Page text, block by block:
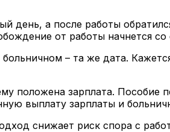
день, а после работы
от работы начнется
– та же дата.
положена зарплата.
выплату зарплаты и
снижает риск спора с